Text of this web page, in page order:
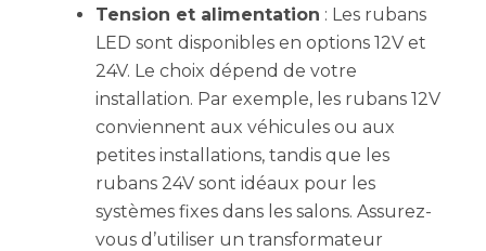
Tension et alimentation : Les rubans
LED sont disponibles en options 12V et
24V. Le choix dépend de votre
installation. Par exemple, les rubans 12V
conviennent aux véhicules ou aux
petites installations, tandis que les
rubans 24V sont idéaux pour les
systèmes fixes dans les salons. Assurez-
vous d’utiliser un transformateur